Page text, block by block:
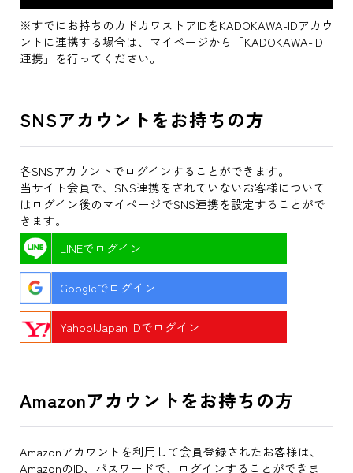
※すでにお持ちのカドカワストアIDをKADOKAWA-IDアカウ
ントに連携する場合は、マイページから「KADOKAWA-ID
連携」を行ってください。
SNSアカウントをお持ちの方
各SNSアカウントでログインすることができます。
当サイト会員で、SNS連携をされていないお客様について
はログイン後のマイページでSNS連携を設定することがで
きます。
LINEでログイン
Googleでログイン
Yahoo!Japan IDでログイン
Amazonアカウントをお持ちの方
Amazonアカウントを利用して会員登録されたお客様は、
AmazonのID、パスワードで、ログインすることができま